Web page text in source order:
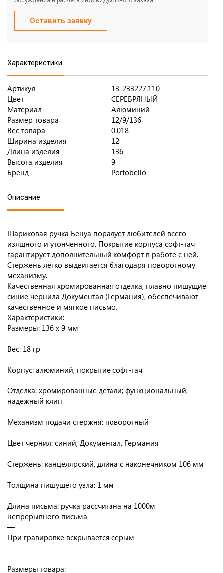
Оставить заявку
Характеристики
Артикул
13-233227.110
Цвет
СЕРЕБРЯНЫЙ
Материал
Алюминий
Размер товара
12/9/136
Вес товара
0.018
Ширина изделия
12
Длина изделия
136
Высота изделия
9
Бренд
Portobello
Описание
Шариковая ручка Бенуа порадует любителей всего
изящного и утонченного. Покрытие корпуса софт-тач
гарантирует дополнительный комфорт в работе с ней.
Стержень легко выдвигается благодаря поворотному
механизму.
Качественная хромированная отделка, плавно пишущие
синие чернила Документал (Германия), обеспечивают
качественное и мягкое письмо.
Характеристики:—
Размеры: 136 x 9 мм
—
Вес: 18 гр
—
Корпус: алюминий, покрытие софт-тач
—
Отделка: хромированные детали; функциональный,
надежный клип
—
Механизм подачи стержня: поворотный
—
Цвет чернил: синий, Документал, Германия
—
Стержень: канцелярский, длина с наконечником 106 мм
—
Толщина пишущего узла: 1 мм
—
Длина письма: ручка рассчитана на 1000м
непрерывного письма
—
При гравировке вскрывается серым
Размеры товара: